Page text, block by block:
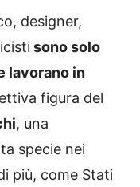
designer,
sono solo
lavorano in
figura del
, una
specie nei
più, come Stati